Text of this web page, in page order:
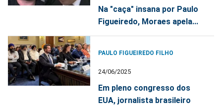
Na "caça" insana por Paulo
Figueiredo, Moraes apela...
PAULO FIGUEIREDO FILHO
24/06/2025
Em pleno congresso dos
EUA, jornalista brasileiro